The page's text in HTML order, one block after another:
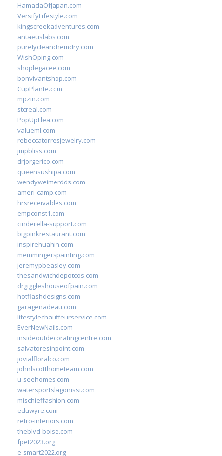
HamadaOfJapan.com
VersifyLifestyle.com
kingscreekadventures.com
antaeuslabs.com
purelycleanchemdry.com
WishOping.com
shoplegacee.com
bonvivantshop.com
CupPlante.com
mpzin.com
stcreal.com
PopUpFlea.com
valueml.com
rebeccatorresjewelry.com
jmpbliss.com
drjorgerico.com
queensushipa.com
wendyweimerdds.com
ameri-camp.com
hrsreceivables.com
empconst1.com
cinderella-support.com
bigpinkrestaurant.com
inspirehuahin.com
memmingerspainting.com
jeremypbeasley.com
thesandwichdepotcos.com
drgiggleshouseofpain.com
hotflashdesigns.com
garagenadeau.com
lifestylechauffeurservice.com
EverNewNails.com
insideoutdecoratingcentre.com
salvatoresinpoint.com
jovialfloralco.com
johnlscotthometeam.com
u-seehomes.com
watersportslagonissi.com
mischieffashion.com
eduwyre.com
retro-interiors.com
theblvd-boise.com
fpet2023.org
e-smart2022.org